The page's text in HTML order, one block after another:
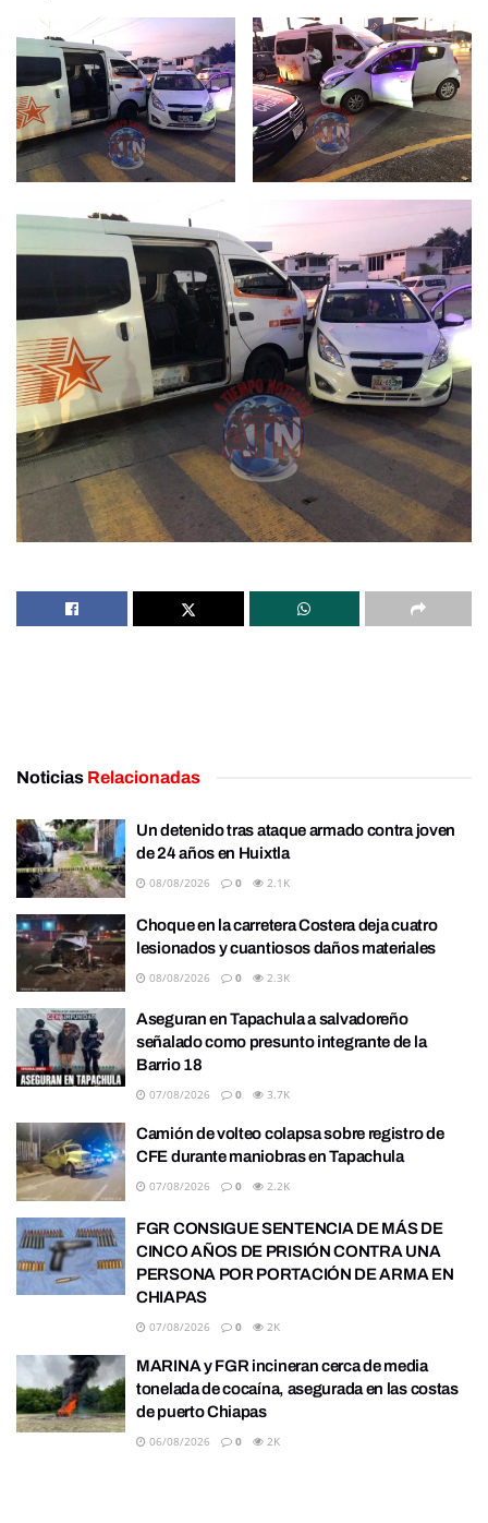
Noticias Relacionadas
Un detenido tras ataque armado contra joven
de 24 años en Huixtla
08/08/2026 0 2.1K
Choque en la carretera Costera deja cuatro
lesionados y cuantiosos daños materiales
08/08/2026 0 2.3K
Aseguran en Tapachula a salvadoreño
señalado como presunto integrante de la
Barrio 18
07/08/2026 0 3.7K
Camión de volteo colapsa sobre registro de
CFE durante maniobras en Tapachula
07/08/2026 0 2.2K
FGR CONSIGUE SENTENCIA DE MÁS DE
CINCO AÑOS DE PRISIÓN CONTRA UNA
PERSONA POR PORTACIÓN DE ARMA EN
CHIAPAS
07/08/2026 0 2K
MARINA y FGR incineran cerca de media
tonelada de cocaína, asegurada en las costas
de puerto Chiapas
06/08/2026 0 2K